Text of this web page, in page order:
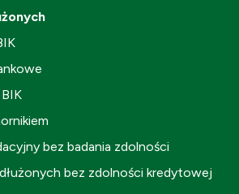
bez badania zdolności
bez zdolności kredytowej